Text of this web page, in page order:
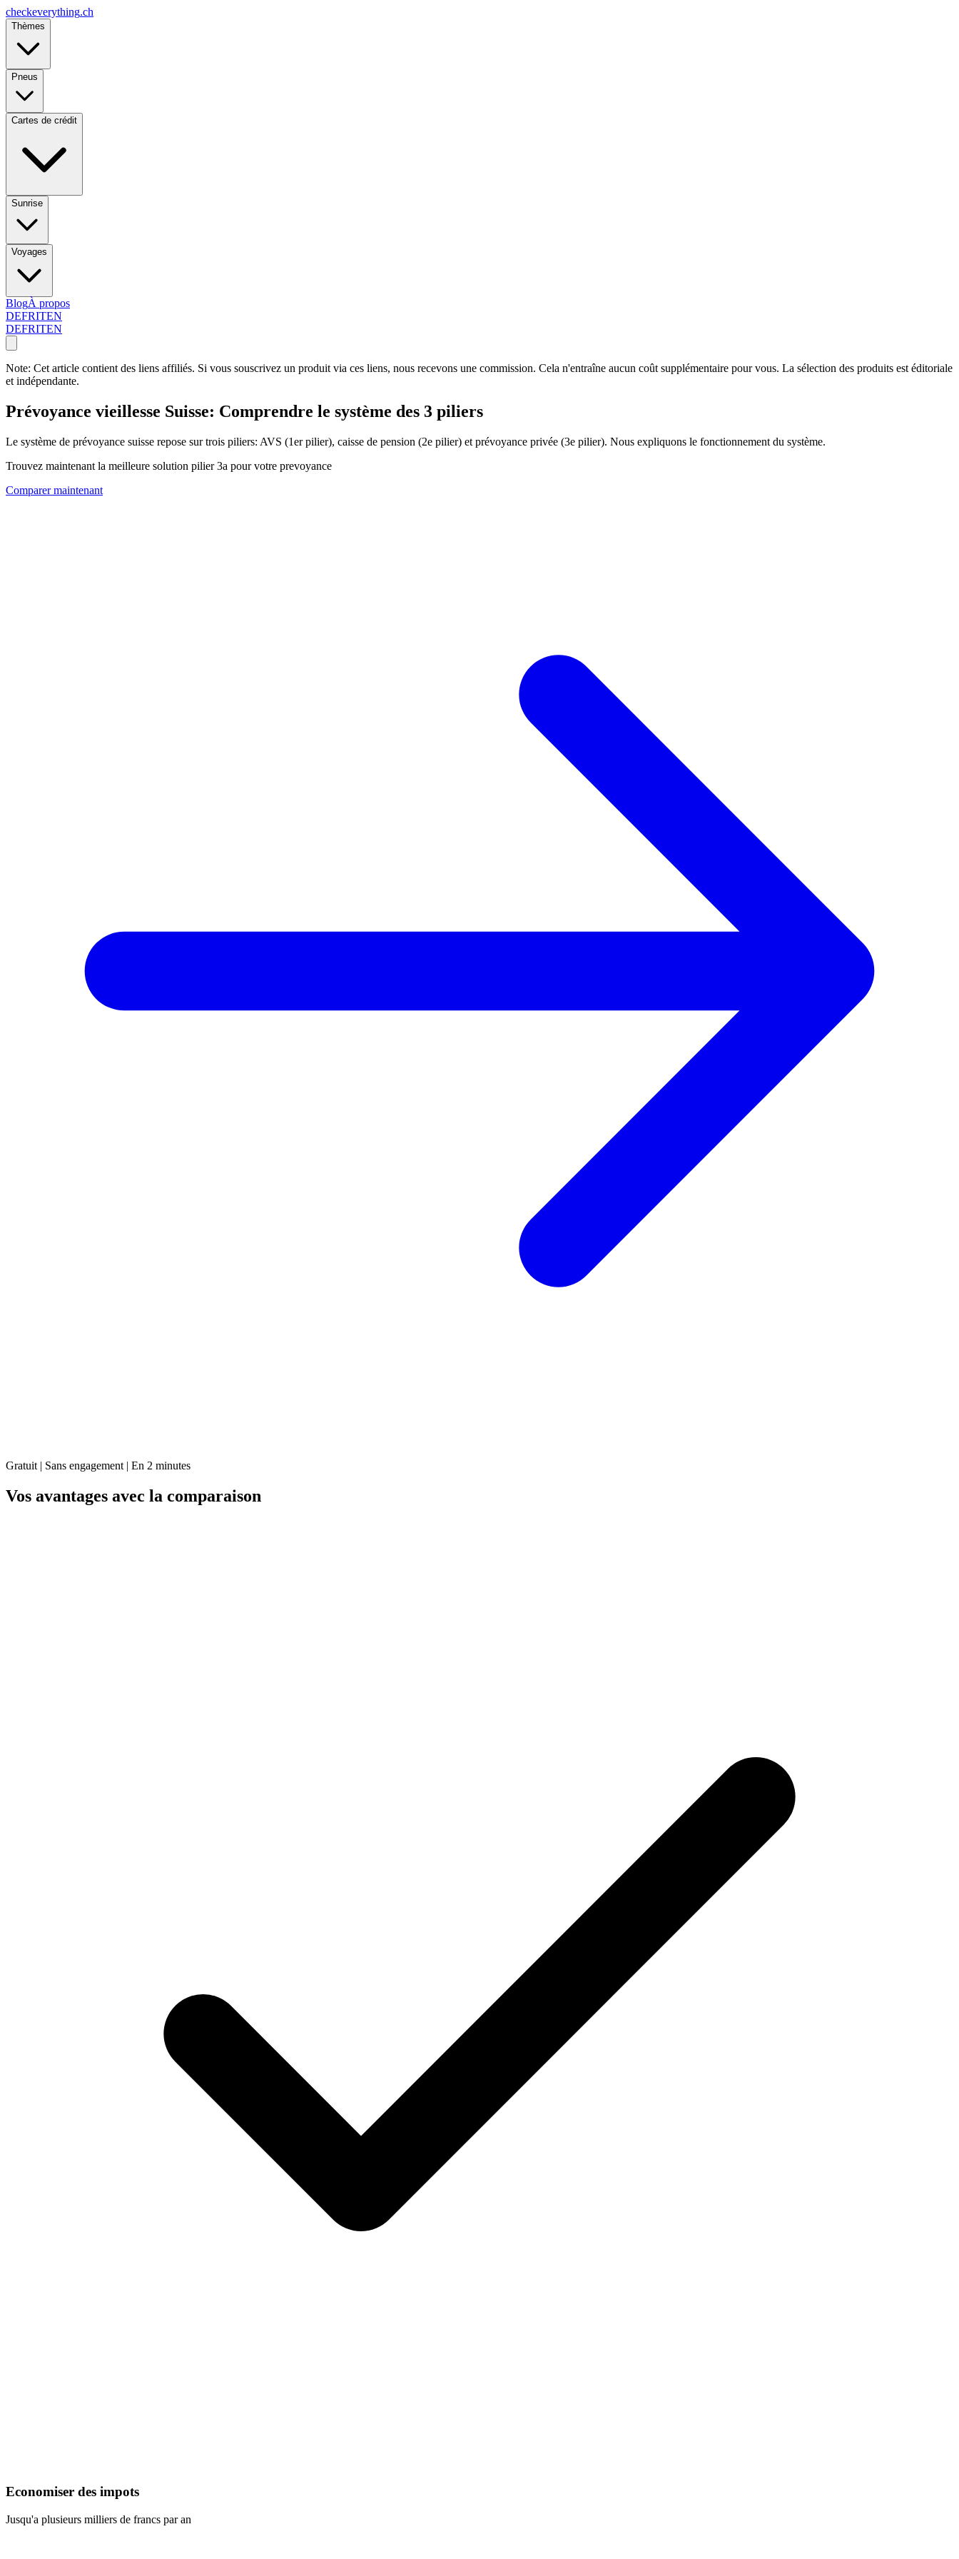
checkeverything.ch
Thèmes
Pneus
Cartes de crédit
Sunrise
Voyages
BlogÀ propos
DEFRITEN
DEFRITEN
Note: Cet article contient des liens affiliés. Si vous souscrivez un produit via ces liens, nous recevons une commission. Cela n'entraîne aucun coût supplémentaire pour vous. La sélection des produits est éditoriale
et indépendante.
Prévoyance vieillesse Suisse: Comprendre le système des 3 piliers
Le système de prévoyance suisse repose sur trois piliers: AVS (1er pilier), caisse de pension (2e pilier) et prévoyance privée (3e pilier). Nous expliquons le fonctionnement du système.
Trouvez maintenant la meilleure solution pilier 3a pour votre prevoyance
Comparer maintenant
Gratuit | Sans engagement | En 2 minutes
Vos avantages avec la comparaison
Economiser des impots
Jusqu'a plusieurs milliers de francs par an